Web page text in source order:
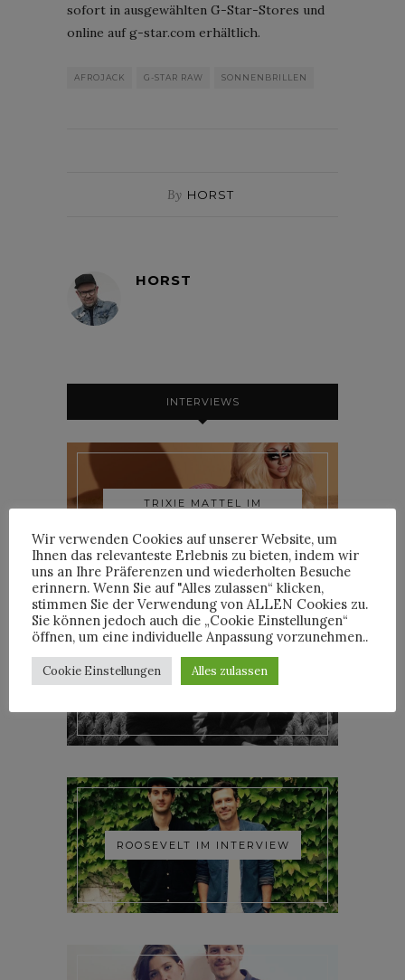
sofort in ausgewählten G-Star-Stores und
online auf g-star.com erhältlich.
AFROJACK G-STAR RAW SONNENBRILLEN
By HORST
HORST
INTERVIEWS
TRIXIE MATTEL IM
YOANN LEMOINE AKA
WOODKID IM INTERVIEW
ROOSEVELT IM INTERVIEW
Wir verwenden Cookies auf unserer Website, um
Ihnen das relevanteste Erlebnis zu bieten, indem wir
uns an Ihre Präferenzen und wiederholten Besuche
erinnern. Wenn Sie auf "Alles zulassen“ klicken,
stimmen Sie der Verwendung von ALLEN Cookies zu.
Sie können jedoch auch die „Cookie Einstellungen“
öffnen, um eine individuelle Anpassung vorzunehmen..
Cookie Einstellungen Alles zulassen